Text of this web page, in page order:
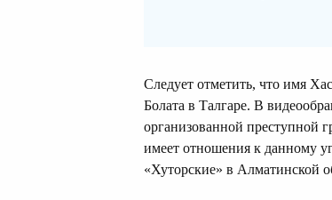
Следует отметить, что имя
Болата в Талгаре. В
организованной преступной
имеет отношения к данному
«Хуторские» в Алматинской